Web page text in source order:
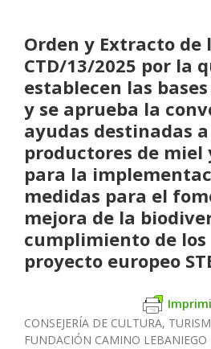
Orden y Extracto de
CTD/13/2025 por la
establecen las
y se aprueba la
ayudas destinadas
productores de miel
para la
medidas para el
mejora de la
cumplimiento de
proyecto europeo
CONSEJERÍA DE CULTURA,
FUNDACIÓN CAMINO LEBANIEGO